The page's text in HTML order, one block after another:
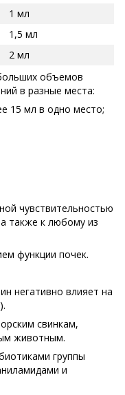
1 мл
1,5 мл
2 мл
объемов
в разные места:
15 мл в одно место;
чувствительностью
также к любому из
функции почек.
негативно влияет на
свинкам,
животным.
группы
и